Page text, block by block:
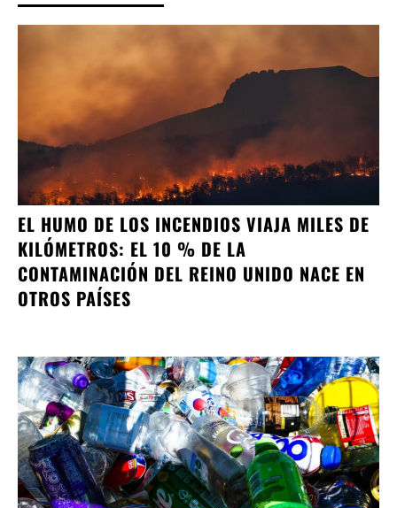
EL HUMO DE LOS INCENDIOS VIAJA MILES DE
KILÓMETROS: EL 10 % DE LA
CONTAMINACIÓN DEL REINO UNIDO NACE EN
OTROS PAÍSES